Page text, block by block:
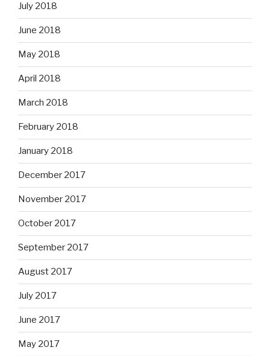
July 2018
June 2018
May 2018
April 2018
March 2018
February 2018
January 2018
December 2017
November 2017
October 2017
September 2017
August 2017
July 2017
June 2017
May 2017